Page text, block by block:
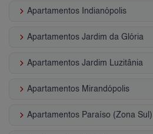
keyboard_arrow_right Apartamentos Indianópolis
keyboard_arrow_right Apartamentos Jardim da Glória
keyboard_arrow_right Apartamentos Jardim Luzitânia
keyboard_arrow_right Apartamentos Mirandópolis
keyboard_arrow_right Apartamentos Paraíso (Zona Sul)